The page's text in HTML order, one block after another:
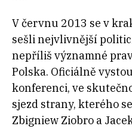
V červnu 2013 se v
sešli nejvlivnější
nepříliš významné
Polska. Oficiálně
konferenci, ve
sjezd strany, kterého
Zbigniew Ziobro a